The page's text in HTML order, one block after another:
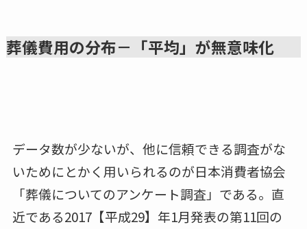
葬儀費用の分布－「平均」が無意味化
データ数が少ないが、他に信頼できる調査がな
いためにとかく用いられるのが日本消費者協会
「葬儀についてのアンケート調査」である。直
近である2017【平成29】年1月発表の第11回の